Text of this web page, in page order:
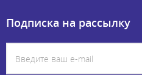
Подписка на рассылку